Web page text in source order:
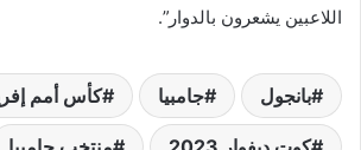
اللاعبين يشعرون بالدوار”.
بانجول جامبيا كأس أمم